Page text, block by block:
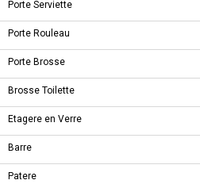
Porte Serviette
Porte Rouleau
Porte Brosse
Brosse Toilette
Etagere en Verre
Barre
Patere
Condition de livraison
Conditions Générales de Vente
Conditions Générales d'utilisation
LIENS UTILES
Promotions